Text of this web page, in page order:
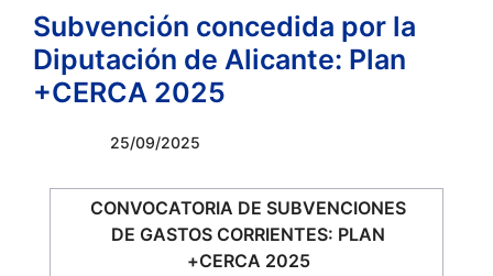
Subvención concedida por la
Diputación de Alicante: Plan
+CERCA 2025
25/09/2025
CONVOCATORIA DE SUBVENCIONES
DE GASTOS CORRIENTES: PLAN
+CERCA 2025